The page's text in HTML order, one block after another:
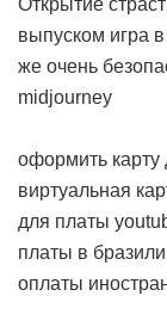
Открытие
выпуском игра
же очень
midjourney
оформить карту
виртуальная
для платы
платы в
оплаты